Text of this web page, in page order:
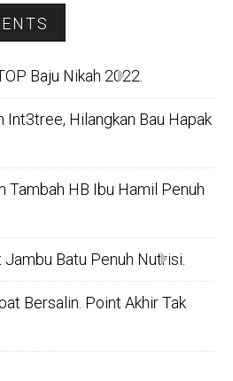
Baju Nikah 2022.
Int3tree, Hilangkan Bau Hapak
Tambah HB Ibu Hamil Penuh
Jambu Batu Penuh Nutrisi.
Bersalin. Point Akhir Tak